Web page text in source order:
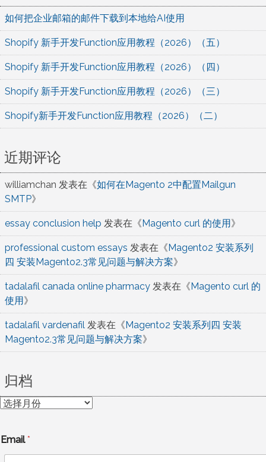
如何把企业邮箱的邮件下载到本地给AI使用
Shopify 新手开发Function应用教程（2026）（五）
Shopify 新手开发Function应用教程（2026）（四）
Shopify 新手开发Function应用教程（2026）（三）
Shopify新手开发Function应用教程（2026）（二）
近期评论
williamchan 发表在《如何在Magento 2中配置Mailgun
SMTP》
essay conclusion help 发表在《Magento curl 的使用》
professional custom essays 发表在《Magento2 安装系列
四 安装Magento2.3常见问题与解决方案》
tadalafil canada online pharmacy 发表在《Magento curl 的
使用》
tadalafil vardenafil 发表在《Magento2 安装系列四 安装
Magento2.3常见问题与解决方案》
归档
归
Email*